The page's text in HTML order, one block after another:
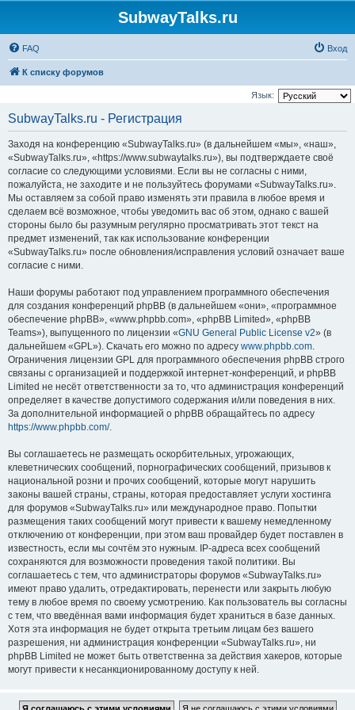
SubwayTalks.ru
FAQ Вход
К списку форумов
Язык:
SubwayTalks.ru - Регистрация
Заходя на конференцию «SubwayTalks.ru» (в дальнейшем «мы», «наш»,
«SubwayTalks.ru», «https://www.subwaytalks.ru»), вы подтверждаете своё
согласие со следующими условиями. Если вы не согласны с ними,
пожалуйста, не заходите и не пользуйтесь форумами «SubwayTalks.ru».
Мы оставляем за собой право изменять эти правила в любое время и
сделаем всё возможное, чтобы уведомить вас об этом, однако с вашей
стороны было бы разумным регулярно просматривать этот текст на
предмет изменений, так как использование конференции
«SubwayTalks.ru» после обновления/исправления условий означает ваше
согласие с ними.
Наши форумы работают под управлением программного обеспечения
для создания конференций phpBB (в дальнейшем «они», «программное
обеспечение phpBB», «www.phpbb.com», «phpBB Limited», «phpBB
Teams»), выпущенного по лицензии «GNU General Public License v2» (в
дальнейшем «GPL»). Скачать его можно по адресу www.phpbb.com.
Ограничения лицензии GPL для программного обеспечения phpBB строго
связаны с организацией и поддержкой интернет-конференций, и phpBB
Limited не несёт ответственности за то, что администрация конференций
определяет в качестве допустимого содержания и/или поведения в них.
За дополнительной информацией о phpBB обращайтесь по адресу
https://www.phpbb.com/.
Вы соглашаетесь не размещать оскорбительных, угрожающих,
клеветнических сообщений, порнографических сообщений, призывов к
национальной розни и прочих сообщений, которые могут нарушить
законы вашей страны, страны, которая предоставляет услуги хостинга
для форумов «SubwayTalks.ru» или международное право. Попытки
размещения таких сообщений могут привести к вашему немедленному
отключению от конференции, при этом ваш провайдер будет поставлен в
известность, если мы сочтём это нужным. IP-адреса всех сообщений
сохраняются для возможности проведения такой политики. Вы
соглашаетесь с тем, что администраторы форумов «SubwayTalks.ru»
имеют право удалить, отредактировать, перенести или закрыть любую
тему в любое время по своему усмотрению. Как пользователь вы согласны
с тем, что введённая вами информация будет храниться в базе данных.
Хотя эта информация не будет открыта третьим лицам без вашего
разрешения, ни администрация конференции «SubwayTalks.ru», ни
phpBB Limited не может быть ответственна за действия хакеров, которые
могут привести к несанкционированному доступу к ней.